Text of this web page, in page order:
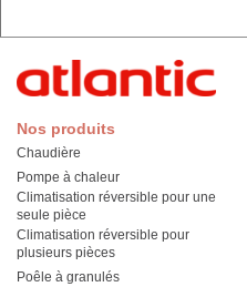
Nos produits
Chaudière
Pompe à chaleur
Climatisation réversible pour une
seule pièce
Climatisation réversible pour
plusieurs pièces
Poêle à granulés